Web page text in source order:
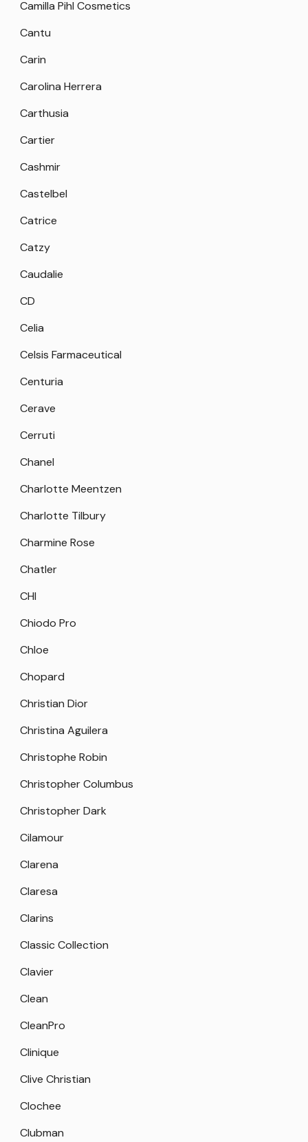
Camilla Pihl Cosmetics
Cantu
Carin
Carolina Herrera
Carthusia
Cartier
Cashmir
Castelbel
Catrice
Catzy
Caudalie
CD
Celia
Celsis Farmaceutical
Centuria
Cerave
Cerruti
Chanel
Charlotte Meentzen
Charlotte Tilbury
Charmine Rose
Chatler
CHI
Chiodo Pro
Chloe
Chopard
Christian Dior
Christina Aguilera
Christophe Robin
Christopher Columbus
Christopher Dark
Cilamour
Clarena
Claresa
Clarins
Classic Collection
Clavier
Clean
CleanPro
Clinique
Clive Christian
Clochee
Clubman